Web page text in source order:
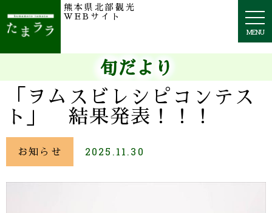
MENU
熊本県北部観光
WEBサイト
旬だより
「ヲムスビレシピコンテス
ト」 結果発表！！！
お知らせ 2025.11.30